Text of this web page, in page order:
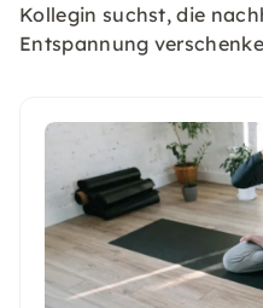
Kollegin suchst, die
Entspannung